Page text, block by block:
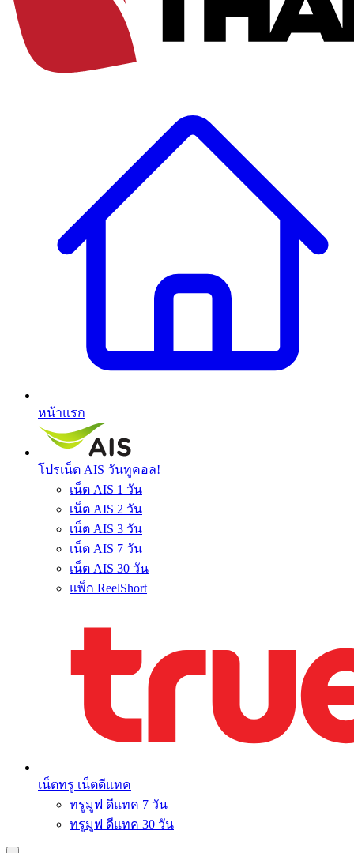
หน้าแรก
โปรเน็ต AIS วันทูคอล!
เน็ต AIS 1 วัน
เน็ต AIS 2 วัน
เน็ต AIS 3 วัน
เน็ต AIS 7 วัน
เน็ต AIS 30 วัน
แพ็ก ReelShort
เน็ตทรู เน็ตดีแทค
ทรูมูฟ ดีแทค 7 วัน
ทรูมูฟ ดีแทค 30 วัน